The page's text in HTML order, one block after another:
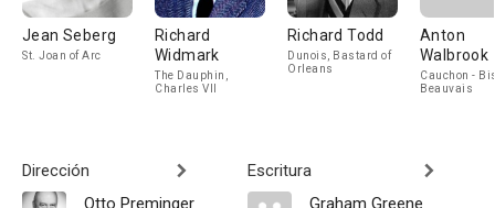
Jean Seberg
St. Joan of Arc
Richard
Widmark
The Dauphin,
Charles VII
Richard Todd
Dunois, Bastard of
Orleans
Anton
Walbrook
Cauchon -
Beauvais
Dirección
Otto Preminger
Escritura
Graham Greene